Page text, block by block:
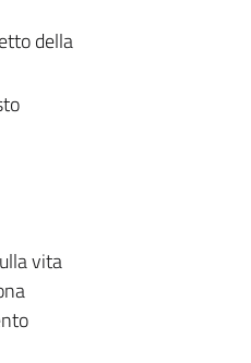
della
vita